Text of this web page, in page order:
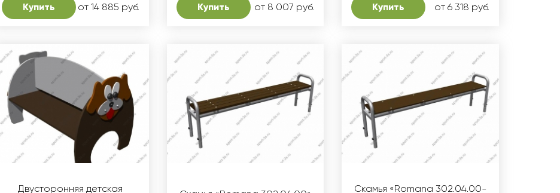
Купить от 14 885 руб. Купить от 8 007 руб. Купить от 6 318 руб.
Двусторонняя детская
Скамья «Romana 302.04.00-